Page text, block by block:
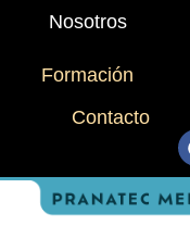
Nosotros
Formación
Contacto